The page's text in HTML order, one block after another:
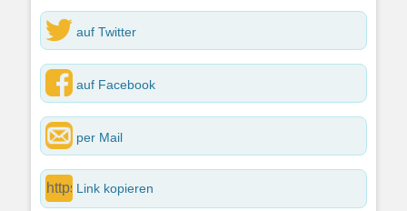
auf Twitter
auf Facebook
per Mail
Link kopieren